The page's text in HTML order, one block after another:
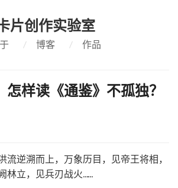
片创作实验室
/ 博客 / 作品
怎样读《通鉴》不孤独？
流逆溯而上，万象历目，见帝王将相，
林立，见兵刃战火……